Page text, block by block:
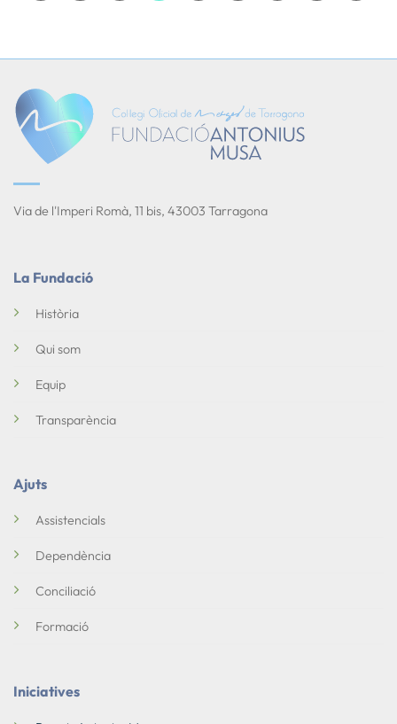
Via de l'Imperi Romà, 11 bis, 43003 Tarragona
La Fundació
Història
Qui som
Equip
Transparència
Ajuts
Assistencials
Dependència
Conciliació
Formació
Iniciatives